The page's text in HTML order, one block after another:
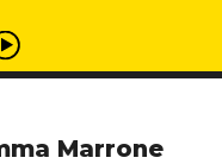
Marrone